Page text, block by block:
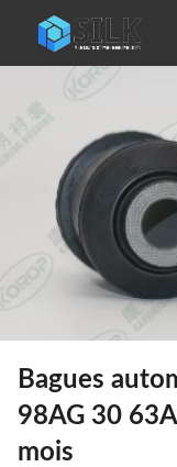
Bagues
98AG 30
mois